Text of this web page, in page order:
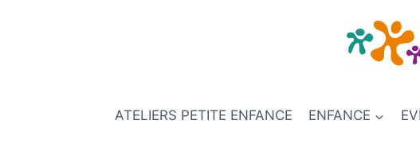
ATELIERS PETITE ENFANCE ENFANCE